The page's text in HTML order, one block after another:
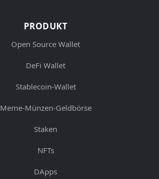
PRODUKT
Open Source Wallet
DeFi Wallet
Stablecoin-Wallet
Meme-Münzen-Geldbörse
Staken
NFTs
DApps